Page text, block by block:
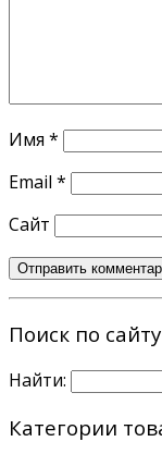
Имя *
Email *
Сайт
Поиск по сайту
Найти:
Категории